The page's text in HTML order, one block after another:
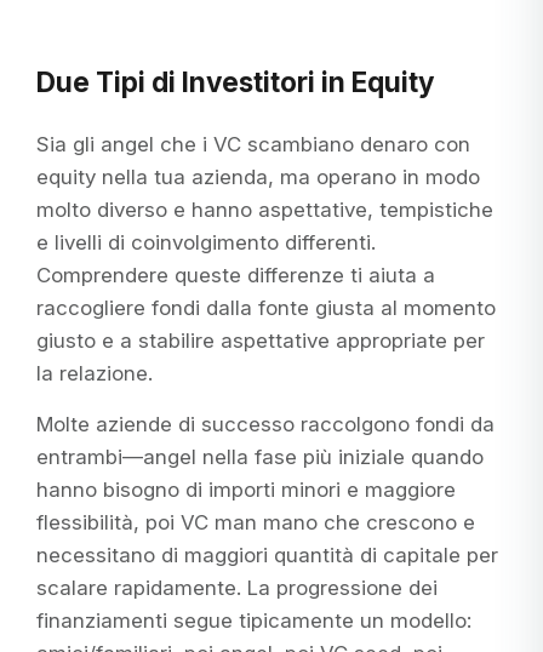
Due Tipi di Investitori in Equity
Sia gli angel che i VC scambiano denaro con
equity nella tua azienda, ma operano in modo
molto diverso e hanno aspettative, tempistiche
e livelli di coinvolgimento differenti.
Comprendere queste differenze ti aiuta a
raccogliere fondi dalla fonte giusta al momento
giusto e a stabilire aspettative appropriate per
la relazione.
Molte aziende di successo raccolgono fondi da
entrambi—angel nella fase più iniziale quando
hanno bisogno di importi minori e maggiore
flessibilità, poi VC man mano che crescono e
necessitano di maggiori quantità di capitale per
scalare rapidamente. La progressione dei
finanziamenti segue tipicamente un modello: